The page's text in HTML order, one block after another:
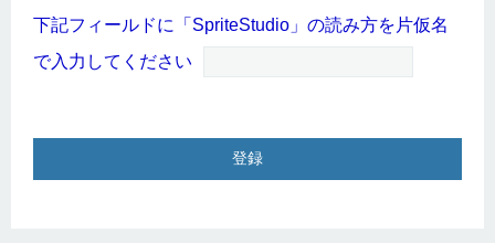
下記フィールドに「SpriteStudio」の読み方を片仮名
で入力してください